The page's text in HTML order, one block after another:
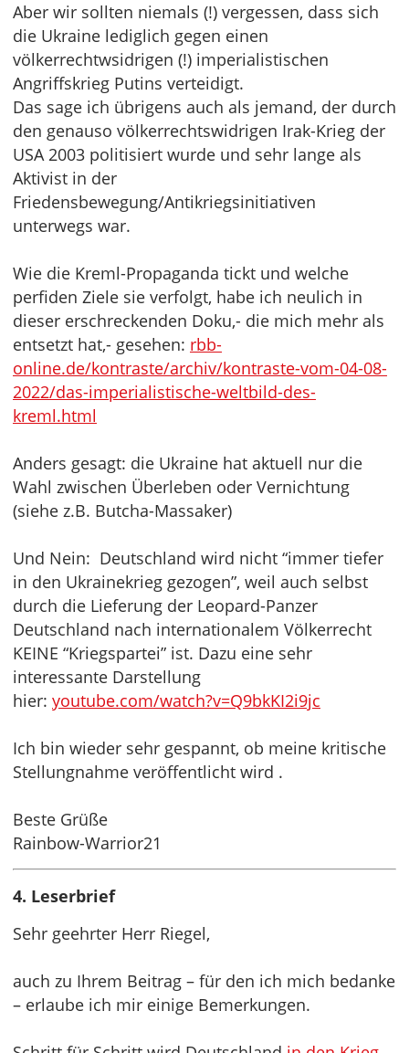
Aber wir sollten niemals (!) vergessen, dass sich
die Ukraine lediglich gegen einen
völkerrechtwsidrigen (!) imperialistischen
Angriffskrieg Putins verteidigt.
Das sage ich übrigens auch als jemand, der durch
den genauso völkerrechtswidrigen Irak-Krieg der
USA 2003 politisiert wurde und sehr lange als
Aktivist in der
Friedensbewegung/Antikriegsinitiativen
unterwegs war.
Wie die Kreml-Propaganda tickt und welche
perfiden Ziele sie verfolgt, habe ich neulich in
dieser erschreckenden Doku,- die mich mehr als
entsetzt hat,- gesehen: rbb-
online.de/kontraste/archiv/kontraste-vom-04-08-
2022/das-imperialistische-weltbild-des-
kreml.html
Anders gesagt: die Ukraine hat aktuell nur die
Wahl zwischen Überleben oder Vernichtung
(siehe z.B. Butcha-Massaker)
Und Nein: Deutschland wird nicht “immer tiefer
in den Ukrainekrieg gezogen”, weil auch selbst
durch die Lieferung der Leopard-Panzer
Deutschland nach internationalem Völkerrecht
KEINE “Kriegspartei” ist. Dazu eine sehr
interessante Darstellung
hier: youtube.com/watch?v=Q9bkKI2i9jc
Ich bin wieder sehr gespannt, ob meine kritische
Stellungnahme veröffentlicht wird .
Beste Grüße
Rainbow-Warrior21
4. Leserbrief
Sehr geehrter Herr Riegel,
auch zu Ihrem Beitrag – für den ich mich bedanke
– erlaube ich mir einige Bemerkungen.